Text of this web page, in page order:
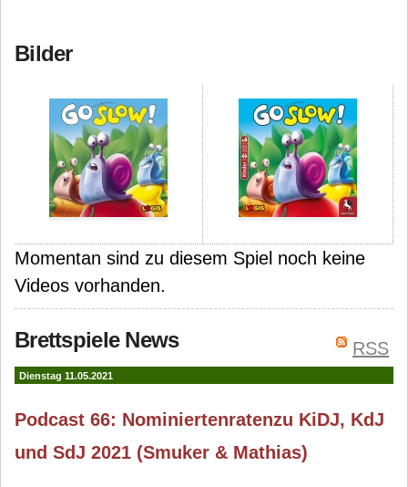
Bilder
Momentan sind zu diesem Spiel noch keine
Videos vorhanden.
RSS
Brettspiele News
Dienstag 11.05.2021
Podcast 66: Nominiertenratenzu KiDJ, KdJ
und SdJ 2021 (Smuker & Mathias)